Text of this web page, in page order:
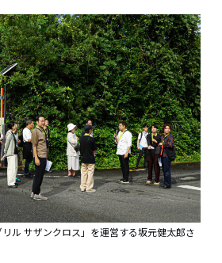
ル サザンクロス」を運営する坂元健太郎さ